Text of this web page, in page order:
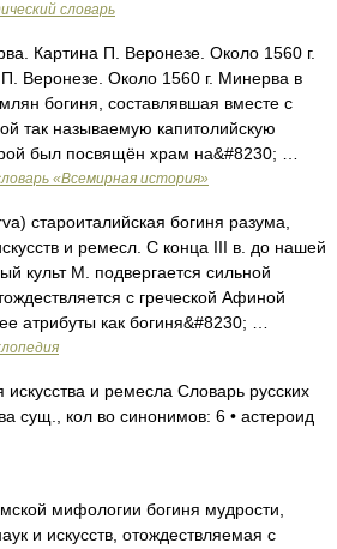
словарь
Картина П. Веронезе. Около 1560 г.
Веронезе. Около 1560 г. Минерва в
богиня, составлявшая вместе с
так называемую капитолийскую
был посвящён храм на&#8230; …
«Всемирная история»
староиталийская богиня разума,
и ремесл. С конца III в. до нашей
культ М. подвергается сильной
с греческой Афиной
атрибуты как богиня&#8230; …
и ремесла Словарь русских
сущ., кол во синонимов: 6 • астероид
мифологии богиня мудрости,
и искусств, отождествляемая с